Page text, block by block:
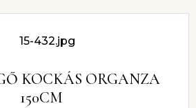
KOCKÁS ORGANZA
150CM